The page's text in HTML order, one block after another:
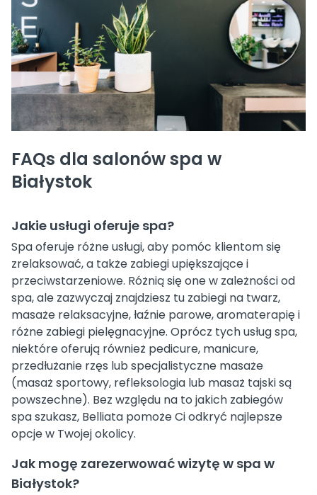
FAQs dla salonów spa w
Białystok
Jakie usługi oferuje spa?
Spa oferuje różne usługi, aby pomóc klientom się
zrelaksować, a także zabiegi upiększające i
przeciwstarzeniowe. Różnią się one w zależności od
spa, ale zazwyczaj znajdziesz tu zabiegi na twarz,
masaże relaksacyjne, łaźnie parowe, aromaterapię i
różne zabiegi pielęgnacyjne. Oprócz tych usług spa,
niektóre oferują również pedicure, manicure,
przedłużanie rzęs lub specjalistyczne masaże
(masaż sportowy, refleksologia lub masaż tajski są
powszechne). Bez względu na to jakich zabiegów
spa szukasz, Belliata pomoże Ci odkryć najlepsze
opcje w Twojej okolicy.
Jak mogę zarezerwować wizytę w spa w
Białystok?